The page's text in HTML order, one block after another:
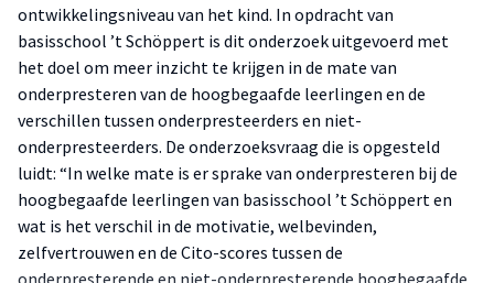
ontwikkelingsniveau van het kind. In opdracht van
basisschool ’t Schöppert is dit onderzoek uitgevoerd met
het doel om meer inzicht te krijgen in de mate van
onderpresteren van de hoogbegaafde leerlingen en de
verschillen tussen onderpresteerders en niet-
onderpresteerders. De onderzoeksvraag die is opgesteld
luidt: “In welke mate is er sprake van onderpresteren bij de
hoogbegaafde leerlingen van basisschool ’t Schöppert en
wat is het verschil in de motivatie, welbevinden,
zelfvertrouwen en de Cito-scores tussen de
onderpresterende en niet-onderpresterende hoogbegaafde